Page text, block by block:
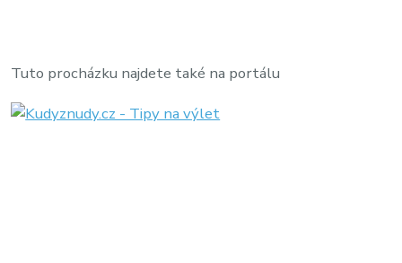
Tuto procházku najdete také na portálu